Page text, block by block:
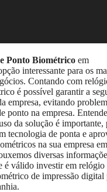
Ponto Biométrico em
interessante para os
Contando com
é possível garantir a
empresa, evitando
ponto na empresa.
da solução é importante,
tecnologia de ponta e
na sua empresa em
diversas
é válido investir em relógio
de impressão digital